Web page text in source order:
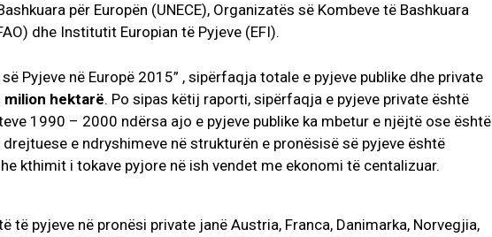
për Europën (UNECE), Organizatës së Kombeve të Bashkuara
dhe Institutit Europian të Pyjeve (EFI).
Pyjeve në Europë 2015” , sipërfaqja totale e pyjeve publike dhe private
milion hektarë. Po sipas këtij raporti, sipërfaqja e pyjeve private është
1990 – 2000 ndërsa ajo e pyjeve publike ka mbetur e njëjtë ose është
e ndryshimeve në strukturën e pronësisë së pyjeve është
kthimit i tokave pyjore në ish vendet me ekonomi të centalizuar.
të pyjeve në pronësi private janë Austria, Franca, Danimarka, Norvegjia,